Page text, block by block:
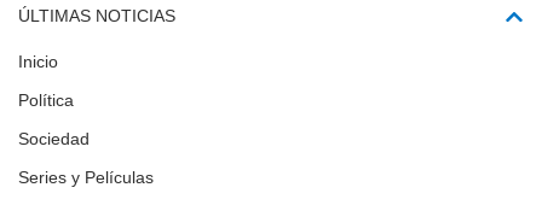
ÚLTIMAS NOTICIAS
Inicio
Política
Sociedad
Series y Películas